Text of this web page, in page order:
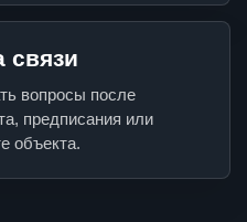
связи
вопросы после
предписания или
объекта.